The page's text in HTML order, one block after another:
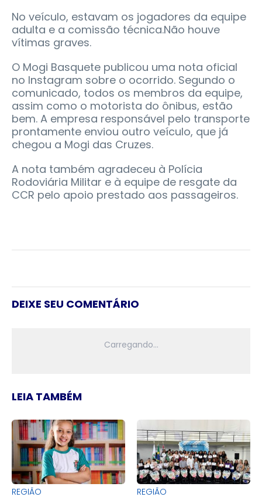
No veículo, estavam os jogadores da equipe
adulta e a comissão técnica.Não houve
vítimas graves.
O Mogi Basquete publicou uma nota oficial
no Instagram sobre o ocorrido. Segundo o
comunicado, todos os membros da equipe,
assim como o motorista do ônibus, estão
bem. A empresa responsável pelo transporte
prontamente enviou outro veículo, que já
chegou a Mogi das Cruzes.
A nota também agradeceu à Polícia
Rodoviária Militar e à equipe de resgate da
CCR pelo apoio prestado aos passageiros.
DEIXE SEU COMENTÁRIO
LEIA TAMBÉM
REGIÃO REGIÃO